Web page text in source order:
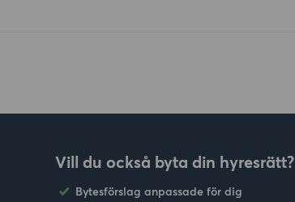
Vill du också byta din hyresrätt?
Bytesförslag anpassade för dig